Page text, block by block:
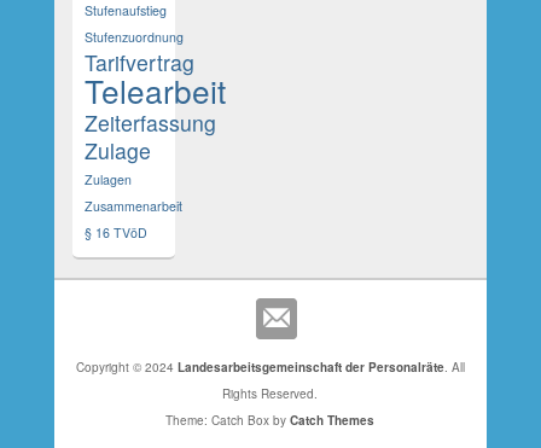
Stufenaufstieg
Stufenzuordnung
Tarifvertrag
Telearbeit
Zeiterfassung
Zulage
Zulagen
Zusammenarbeit
§ 16 TVöD
Copyright © 2024 Landesarbeitsgemeinschaft der Personalräte. All
Rights Reserved.
Theme: Catch Box byCatch Themes